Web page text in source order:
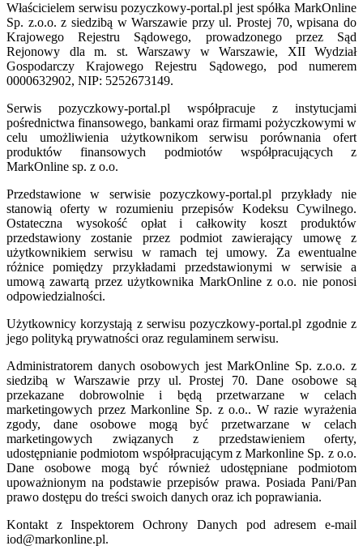
Właścicielem serwisu pozyczkowy-portal.pl jest spółka MarkOnline
Sp. z.o.o. z siedzibą w Warszawie przy ul. Prostej 70, wpisana do
Krajowego Rejestru Sądowego, prowadzonego przez Sąd
Rejonowy dla m. st. Warszawy w Warszawie, XII Wydział
Gospodarczy Krajowego Rejestru Sądowego, pod numerem
0000632902, NIP: 5252673149.
Serwis pozyczkowy-portal.pl współpracuje z instytucjami
pośrednictwa finansowego, bankami oraz firmami pożyczkowymi w
celu umożliwienia użytkownikom serwisu porównania ofert
produktów finansowych podmiotów współpracujących z
MarkOnline sp. z o.o.
Przedstawione w serwisie pozyczkowy-portal.pl przykłady nie
stanowią oferty w rozumieniu przepisów Kodeksu Cywilnego.
Ostateczna wysokość opłat i całkowity koszt produktów
przedstawiony zostanie przez podmiot zawierający umowę z
użytkownikiem serwisu w ramach tej umowy. Za ewentualne
różnice pomiędzy przykładami przedstawionymi w serwisie a
umową zawartą przez użytkownika MarkOnline z o.o. nie ponosi
odpowiedzialności.
Użytkownicy korzystają z serwisu pozyczkowy-portal.pl zgodnie z
jego polityką prywatności oraz regulaminem serwisu.
Administratorem danych osobowych jest MarkOnline Sp. z.o.o. z
siedzibą w Warszawie przy ul. Prostej 70. Dane osobowe są
przekazane dobrowolnie i będą przetwarzane w celach
marketingowych przez Markonline Sp. z o.o.. W razie wyrażenia
zgody, dane osobowe mogą być przetwarzane w celach
marketingowych związanych z przedstawieniem oferty,
udostępnianie podmiotom współpracującym z Markonline Sp. z o.o.
Dane osobowe mogą być również udostępniane podmiotom
upoważnionym na podstawie przepisów prawa. Posiada Pani/Pan
prawo dostępu do treści swoich danych oraz ich poprawiania.
Kontakt z Inspektorem Ochrony Danych pod adresem e-mail
iod@markonline.pl.